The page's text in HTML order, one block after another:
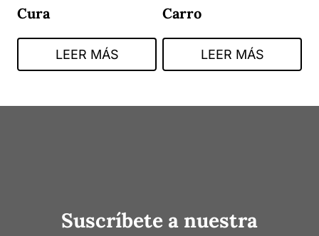
Cura
LEER MÁS
Carro
LEER MÁS
Suscríbete a nuestra